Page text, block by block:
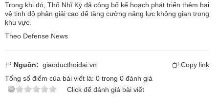
Trong khi đó, Thổ Nhĩ Kỳ đã công bố kế hoạch phát triển thêm hai
vệ tinh độ phân giải cao để tăng cường năng lực không gian trong
khu vực.
Theo Defense News
Nguồn: giaoducthoidai.vn
Copy link
Tổng số điểm của bài viết là: 0 trong 0 đánh giá
Click để đánh giá bài viết